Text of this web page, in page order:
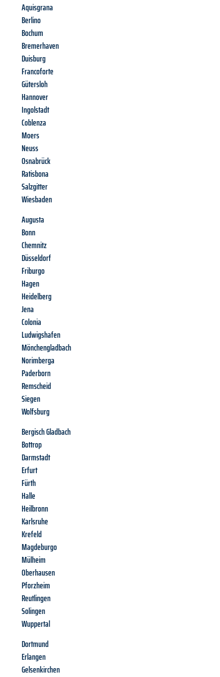
Aquisgrana
Berlino
Bochum
Bremerhaven
Duisburg
Francoforte
Gütersloh
Hannover
Ingolstadt
Coblenza
Moers
Neuss
Osnabrück
Ratisbona
Salzgitter
Wiesbaden
Augusta
Bonn
Chemnitz
Düsseldorf
Friburgo
Hagen
Heidelberg
Jena
Colonia
Ludwigshafen
Mönchengladbach
Norimberga
Paderborn
Remscheid
Siegen
Wolfsburg
Bergisch Gladbach
Bottrop
Darmstadt
Erfurt
Fürth
Halle
Heilbronn
Karlsruhe
Krefeld
Magdeburgo
Mülheim
Oberhausen
Pforzheim
Reutlingen
Solingen
Wuppertal
Dortmund
Erlangen
Gelsenkirchen